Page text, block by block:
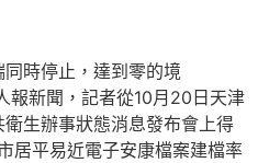
時停止，達到零的境
新聞，記者從10月20日天津
生辦事狀態消息發布會上得
居平易近電子安康檔案建檔率